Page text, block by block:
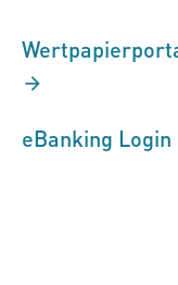
eBanking Login